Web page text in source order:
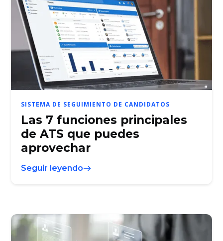
SISTEMA DE SEGUIMIENTO DE CANDIDATOS
Las 7 funciones principales
de ATS que puedes
aprovechar
Seguir leyendo